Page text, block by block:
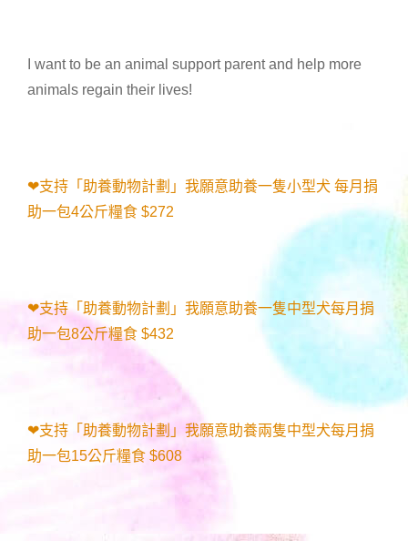
I want to be an animal support parent and help more
animals regain their lives!
❤支持「助養動物計劃」我願意助養一隻小型犬 每月捐
助一包4公斤糧食 $272
❤支持「助養動物計劃」我願意助養一隻中型犬每月捐
助一包8公斤糧食 $432
❤支持「助養動物計劃」我願意助養兩隻中型犬每月捐
助一包15公斤糧食 $608